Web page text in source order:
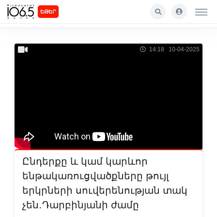
ԵԹԵՐ
14:18 10-04-2025
Ընդերքը և կամ կարևոր
ենթակառուցվածքները թույլ
երկրների սուվերենության տակ
չեն․Դարբինյանի ժամը